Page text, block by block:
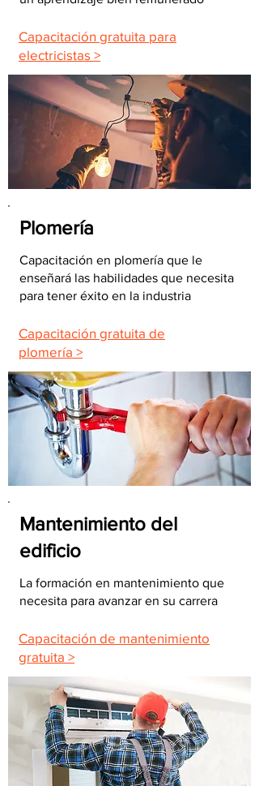
Capacitación gratuita para
electricistas >
Plomería
Capacitación en plomería que le
enseñará las habilidades que necesita
para tener éxito en la industria
Capacitación gratuita de
plomería >
Mantenimiento del
edificio
La formación en mantenimiento que
necesita para avanzar en su carrera
Capacitación de mantenimiento
gratuita >